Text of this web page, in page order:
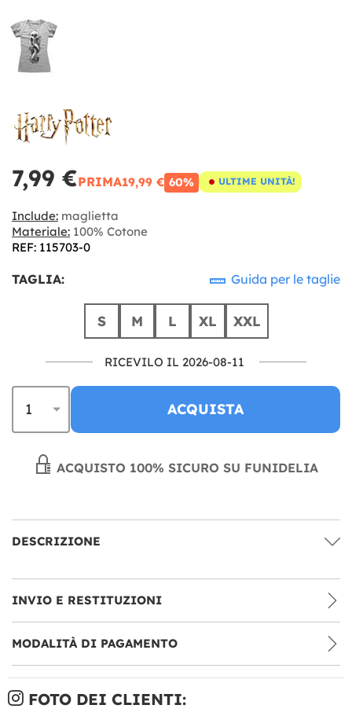
7,99 €PRIMA19,99 € 60% ULTIME UNITÀ!
Include: maglietta
Materiale: 100% Cotone
REF: 115703-0
TAGLIA: Guida per le taglie
S M L XL XXL
RICEVILO IL 2026-08-11
ACQUISTA
ACQUISTO 100% SICURO SU FUNIDELIA
DESCRIZIONE
INVIO E RESTITUZIONI
MODALITÀ DI PAGAMENTO
FOTO DEI CLIENTI: